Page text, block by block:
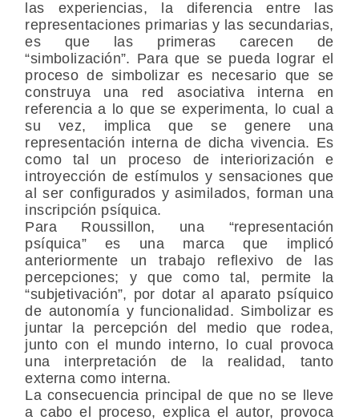
las experiencias, la diferencia entre las
representaciones primarias y las secundarias,
es que las primeras carecen de
“simbolización”. Para que se pueda lograr el
proceso de simbolizar es necesario que se
construya una red asociativa interna en
referencia a lo que se experimenta, lo cual a
su vez, implica que se genere una
representación interna de dicha vivencia. Es
como tal un proceso de interiorización e
introyección de estímulos y sensaciones que
al ser configurados y asimilados, forman una
inscripción psíquica.
Para Roussillon, una “representación
psíquica” es una marca que implicó
anteriormente un trabajo reflexivo de las
percepciones; y que como tal, permite la
“subjetivación”, por dotar al aparato psíquico
de autonomía y funcionalidad. Simbolizar es
juntar la percepción del medio que rodea,
junto con el mundo interno, lo cual provoca
una interpretación de la realidad, tanto
externa como interna.
La consecuencia principal de que no se lleve
a cabo el proceso, explica el autor, provoca